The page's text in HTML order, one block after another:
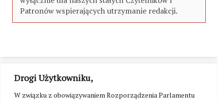
Drogi Użytkowniku,
W związku z obowiązywaniem Rozporządzenia Parlamentu
Patronów wspierających utrzymanie redakcji.